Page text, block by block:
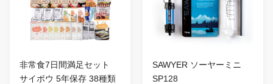
非常食7日間満足セット
サイボウ 5年保存 38種類
SAWYER ソーヤーミニ
SP128